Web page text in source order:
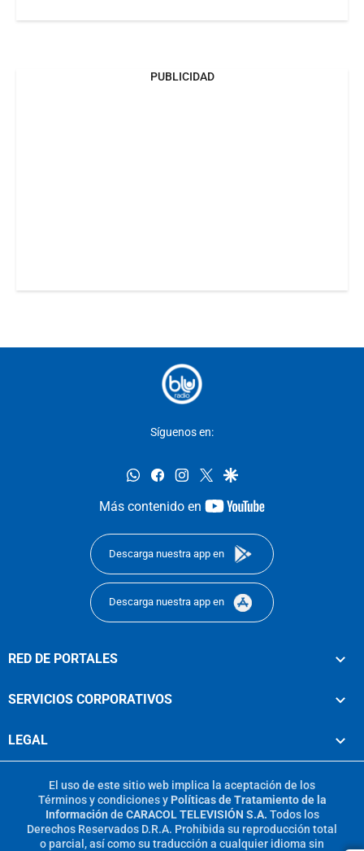
PUBLICIDAD
Síguenos en:
whatsappfacebookinstagram
twittergoogle
Más contenido en
youtube-
Descarga nuestra app en
Descarga nuestra app en
RED DE PORTALES
SERVICIOS CORPORATIVOS
LEGAL
El uso de este sitio web implica la aceptación de los
Términos y condicionesy Políticas de Tratamiento de la
Información de CARACOL TELEVISIÓN S.A. Todos los
Derechos Reservados D.R.A. Prohibida su reproducción total
o parcial, así como su traducción a cualquier idioma sin